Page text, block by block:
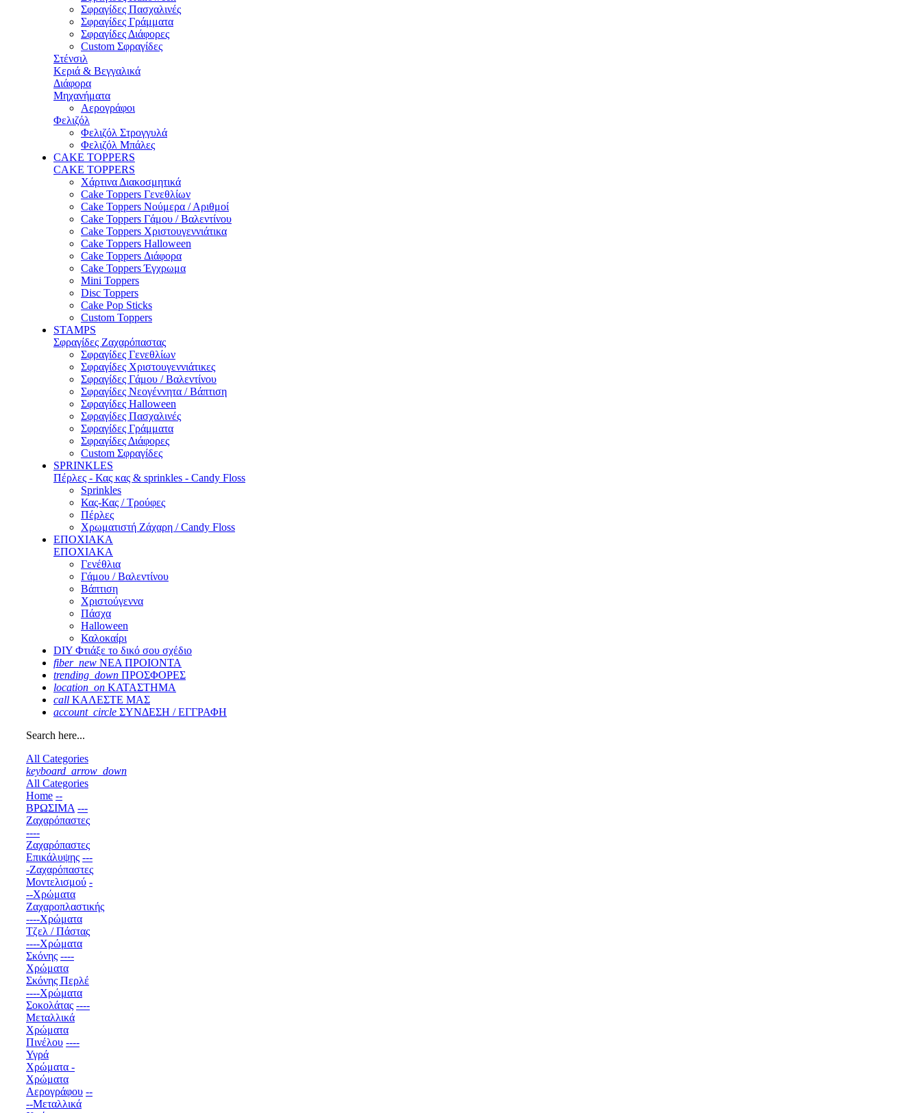
Σφραγίδες Πασχαλινές
Σφραγίδες Γράμματα
Σφραγίδες Διάφορες
Custom Σφραγίδες
Στένσιλ
Κεριά & Βεγγαλικά
Διάφορα
Μηχανήματα
Αερογράφοι
Φελιζόλ
Φελιζόλ Στρογγυλά
Φελιζόλ Μπάλες
CAKE TOPPERS
CAKE TOPPERS
Χάρτινα Διακοσμητικά
Cake Toppers Γενεθλίων
Cake Toppers Νούμερα / Αριθμοί
Cake Toppers Γάμου / Βαλεντίνου
Cake Toppers Χριστουγεννιάτικα
Cake Toppers Halloween
Cake Toppers Διάφορα
Cake Toppers Έγχρωμα
Mini Toppers
Disc Toppers
Cake Pop Sticks
Custom Toppers
STAMPS
Σφραγίδες Ζαχαρόπαστας
Σφραγίδες Γενεθλίων
Σφραγίδες Χριστουγεννιάτικες
Σφραγίδες Γάμου / Βαλεντίνου
Σφραγίδες Νεογέννητα / Βάπτιση
Σφραγίδες Halloween
Σφραγίδες Πασχαλινές
Σφραγίδες Γράμματα
Σφραγίδες Διάφορες
Custom Σφραγίδες
SPRINKLES
Πέρλες - Κας κας & sprinkles - Candy Floss
Sprinkles
Κας-Κας / Τρούφες
Πέρλες
Χρωματιστή Ζάχαρη / Candy Floss
ΕΠΟΧΙΑΚΑ
ΕΠΟΧΙΑΚΑ
Γενέθλια
Γάμου / Βαλεντίνου
Βάπτιση
Χριστούγεννα
Πάσχα
Halloween
Καλοκαίρι
DIY Φτιάξε το δικό σου σχέδιο
fiber_new ΝΕΑ ΠΡΟΙΟΝΤΑ
trending_down ΠΡΟΣΦΟΡΕΣ
location_on ΚΑΤΑΣΤΗΜΑ
call ΚΑΛΕΣΤΕ ΜΑΣ
account_circle ΣΥΝΔΕΣΗ / ΕΓΓΡΑΦΗ
Search here...
All Categories
keyboard_arrow_down
All Categories
Home --
ΒΡΩΣΙΜΑ ---
Ζαχαρόπαστες
----
Ζαχαρόπαστες
Επικάλυψης ---
-Ζαχαρόπαστες
Μοντελισμού -
--Χρώματα
Ζαχαροπλαστικής
----Χρώματα
Τζελ / Πάστας
----Χρώματα
Σκόνης ----
Χρώματα
Σκόνης Περλέ
----Χρώματα
Σοκολάτας ----
Μεταλλικά
Χρώματα
Πινέλου ----
Υγρά
Χρώματα -
Χρώματα
Αερογράφου --
--Μεταλλικά